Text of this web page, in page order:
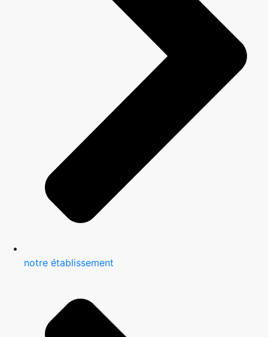
notre établissement